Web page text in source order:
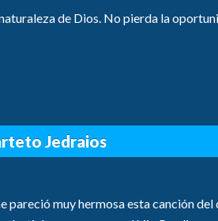
de Dios. No pierda la
Jedraios
pareció muy hermosa esta canción